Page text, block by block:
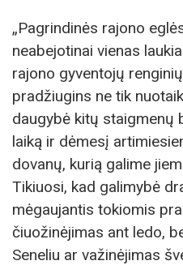
„Pagrindinės rajono
neabejotinai vienas
rajono gyventojų
pradžiugins ne tik
daugybė kitų staigmenų
laiką ir dėmesį
dovanų, kurią galime
Tikiuosi, kad galimybė
mėgaujantis tokiomis
čiuožinėjimas ant ledo,
Seneliu ar važinėjimas